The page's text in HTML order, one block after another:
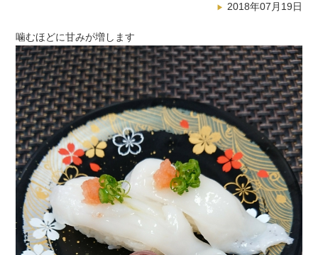
2018年07月19日
噛むほどに甘みが増します